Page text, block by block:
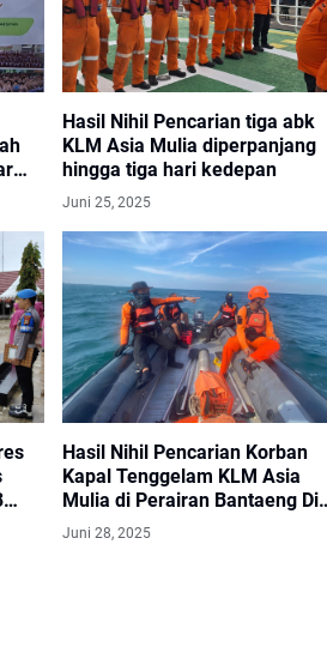
Hasil Nihil Pencarian tiga abk
KLM Asia Mulia diperpanjang
hingga tiga hari kedepan
Juni 25, 2025
Hasil Nihil Pencarian Korban
Kapal Tenggelam KLM Asia
Mulia di Perairan Bantaeng Di
Hentikan
Juni 28, 2025